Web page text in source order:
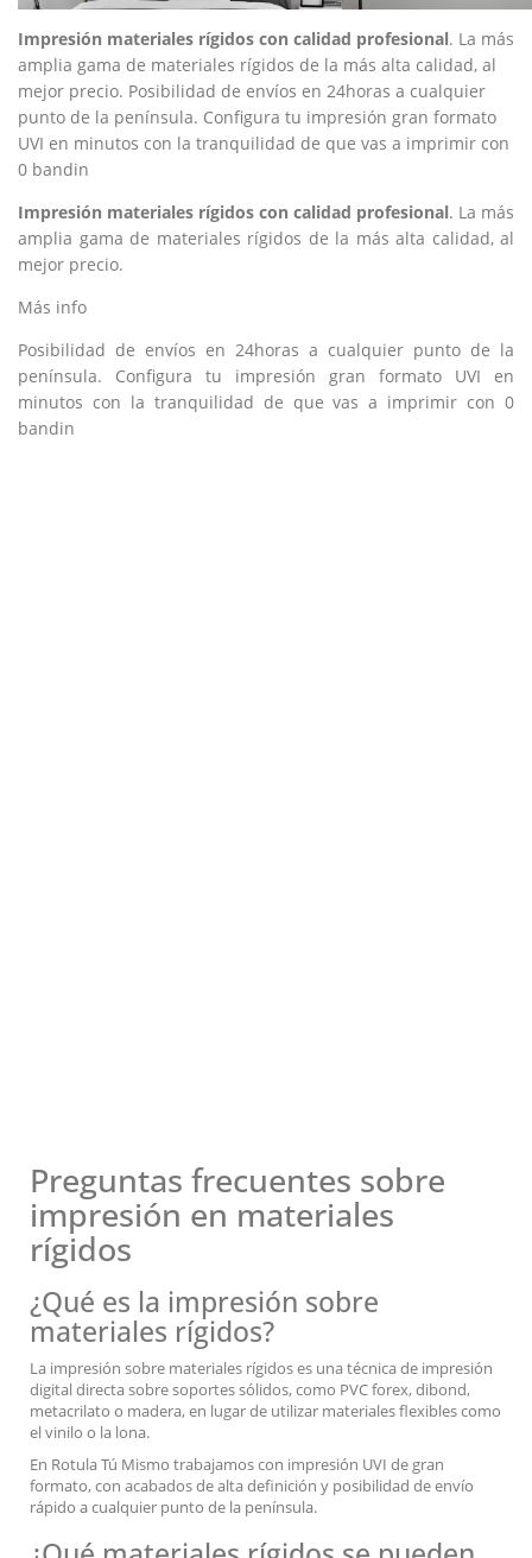
Impresión materiales rígidos con calidad profesional. La más
amplia gama de materiales rígidos de la más alta calidad, al
mejor precio. Posibilidad de envíos en 24horas a cualquier
punto de la península. Configura tu impresión gran formato
UVI en minutos con la tranquilidad de que vas a imprimir con
0 bandin
Impresión materiales rígidos con calidad profesional. La más
amplia gama de materiales rígidos de la más alta calidad, al
mejor precio.
Más info
Posibilidad de envíos en 24horas a cualquier punto de la
península. Configura tu impresión gran formato UVI en
minutos con la tranquilidad de que vas a imprimir con 0
bandin
Preguntas frecuentes sobre
impresión en materiales
rígidos
¿Qué es la impresión sobre
materiales rígidos?
La impresión sobre materiales rígidos es una técnica de impresión
digital directa sobre soportes sólidos, como PVC forex, dibond,
metacrilato o madera, en lugar de utilizar materiales flexibles como
el vinilo o la lona.
En Rotula Tú Mismo trabajamos con impresión UVI de gran
formato, con acabados de alta definición y posibilidad de envío
rápido a cualquier punto de la península.